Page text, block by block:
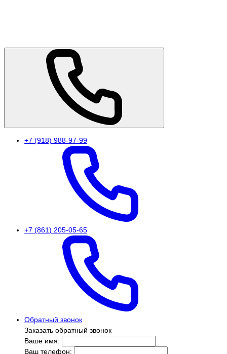
+7 (918) 988-97-99
+7 (861) 205-05-65
Обратный звонок
Заказать обратный звонок
Ваше имя:
Ваш телефон: